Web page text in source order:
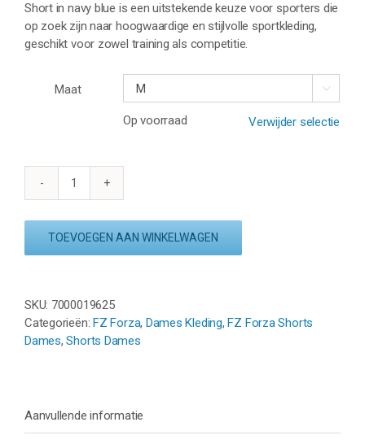
Short in navy blue is een uitstekende keuze voor sporters die
op zoek zijn naar hoogwaardige en stijlvolle sportkleding,
geschikt voor zowel training als competitie.
Maat 
Op voorraad Verwijder selectie
FZ
SHORT
BLUE
aantal
TOEVOEGEN AAN WINKELWAGEN
SKU: 7000019625
Categorieën:FZ Forza, Dames Kleding,FZ Forza Shorts
Dames,Shorts Dames
Aanvullende informatie